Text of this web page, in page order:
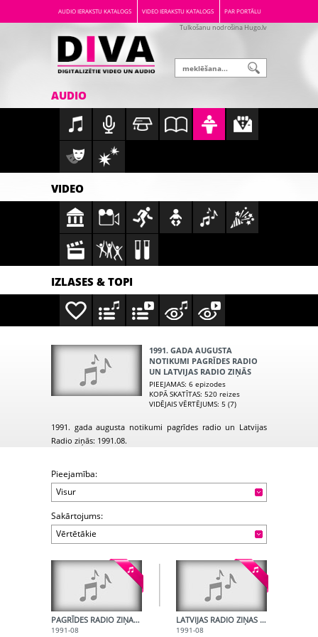
AUDIO IERAKSTU KATALOGS VIDEO IERAKSTU KATALOGS PAR PORTĀLU
Tulkošanu nodrošina Hugo.lv
AUDIO
VIDEO
IZLASES & TOPI
1991. GADA AUGUSTA
NOTIKUMI PAGRĪDES RADIO
UN LATVIJAS RADIO ZIŅĀS
PIEEJAMAS: 6 epizodes
KOPĀ SKATĪTAS: 520 reizes
VIDĒJAIS VĒRTĒJUMS: 5 (7)
1991. gada augusta notikumi pagrīdes radio un Latvijas
Radio ziņās: 1991.08.
Pieejamība:
Visur
Sakārtojums:
Vērtētākie
PAGRĪDES RADIO ZIŅAS - DZ. KOLĀTS
1991-08
LATVIJAS RADIO ZIŅAS 1991.G. AUGUSTĀ
1991-08